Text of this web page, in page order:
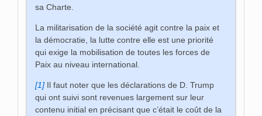
sa Charte.
La militarisation de la société agit contre la paix et
la démocratie, la lutte contre elle est une priorité
qui exige la mobilisation de toutes les forces de
Paix au niveau international.
[1] Il faut noter que les déclarations de D. Trump
qui ont suivi sont revenues largement sur leur
contenu initial en précisant que c’était le coût de la